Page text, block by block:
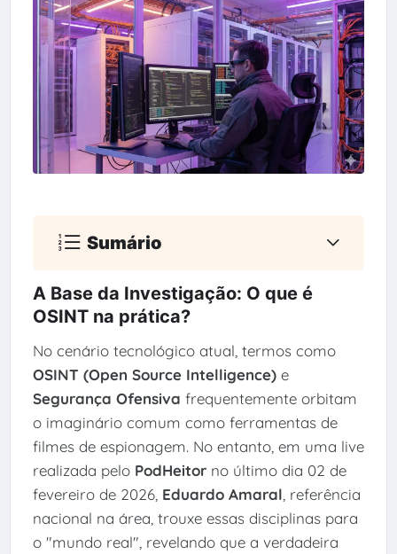
Sumário
A Base da Investigação: O que é
OSINT na prática?
No cenário tecnológico atual, termos como
OSINT (Open Source Intelligence)e
Segurança Ofensiva frequentemente orbitam
o imaginário comum como ferramentas de
filmes de espionagem. No entanto, em uma live
realizada pelo PodHeitorno último dia 02 de
fevereiro de 2026, Eduardo Amaral , referência
nacional na área, trouxe essas disciplinas para
o "mundo real", revelando que a verdadeira